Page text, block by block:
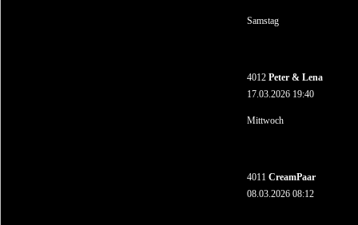
Samstag
4012 Peter & Lena
17.03.2026 19:40
Mittwoch
4011 CreamPaar
08.03.2026 08:12